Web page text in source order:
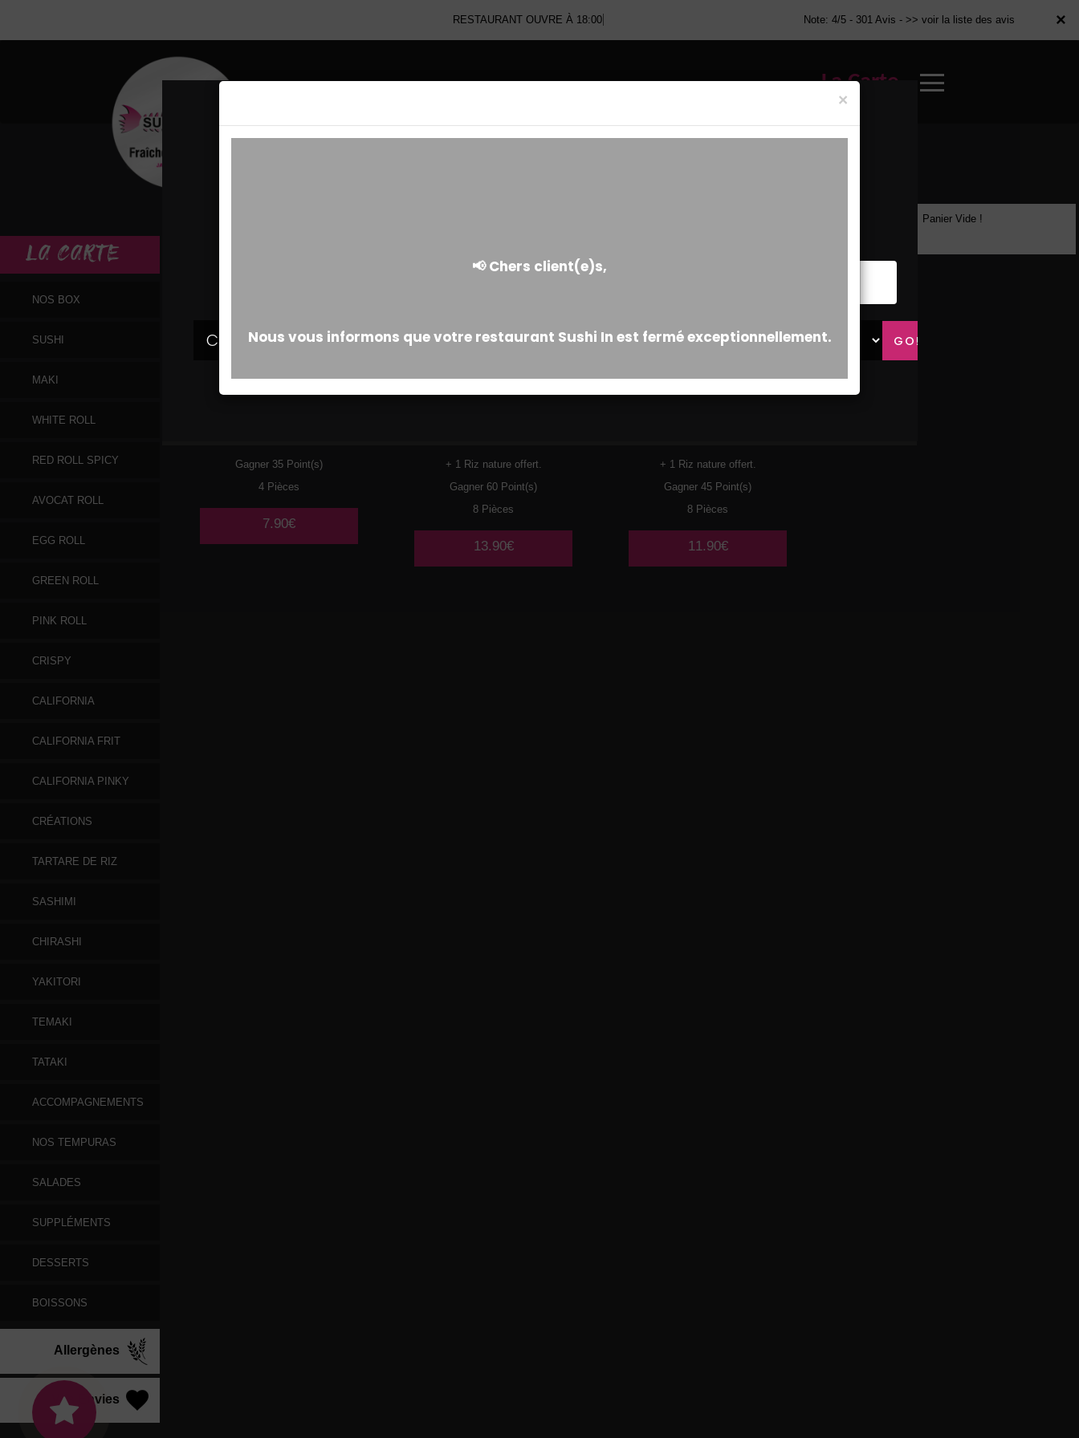
×
RESTAURANT OUVRE À 18:00 Note: 4/5 - 301 Avis - >> voir la liste des avis
La Carte
×
LA CARTE
NOS BOX
SUSHI
MAKI
WHITE ROLL
RED ROLL SPICY
AVOCAT ROLL
EGG ROLL
GREEN ROLL
PINK ROLL
CRISPY
CALIFORNIA
CALIFORNIA FRIT
CALIFORNIA PINKY
CRÉATIONS
TARTARE DE RIZ
SASHIMI
CHIRASHI
YAKITORI
TEMAKI
TATAKI
ACCOMPAGNEMENTS
NOS TEMPURAS
SALADES
SUPPLÉMENTS
DESSERTS
BOISSONS
Allergènes
Vos Envies
Gagner 35 Point(s)
4 Pièces
7.90€
+ 1 Riz nature offert.
Gagner 60 Point(s)
8 Pièces
13.90€
+ 1 Riz nature offert.
Gagner 45 Point(s)
8 Pièces
11.90€
Panier Vide !
×